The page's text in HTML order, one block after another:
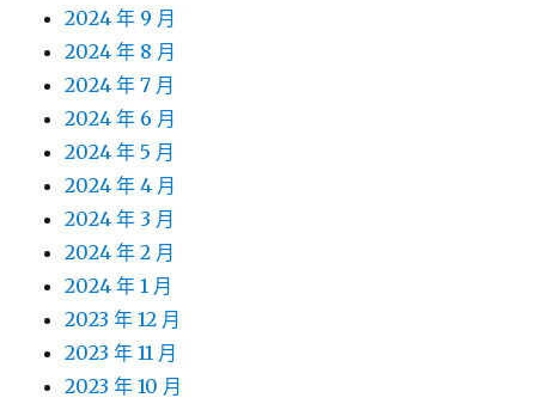
2024 年 9 月
2024 年 8 月
2024 年 7 月
2024 年 6 月
2024 年 5 月
2024 年 4 月
2024 年 3 月
2024 年 2 月
2024 年 1 月
2023 年 12 月
2023 年 11 月
2023 年 10 月